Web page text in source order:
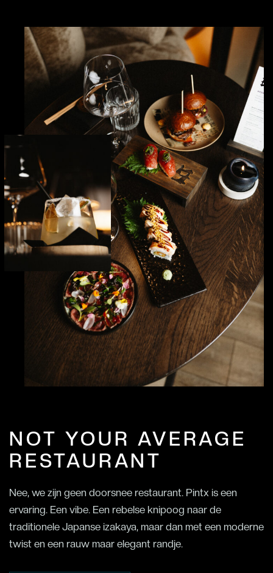
NOT YOUR AVERAGE
RESTAURANT
Nee, we zijn geen doorsnee restaurant. Pintx is een
ervaring. Een vibe. Een rebelse knipoog naar de
traditionele Japanse izakaya, maar dan met een moderne
twist en een rauw maar elegant randje.